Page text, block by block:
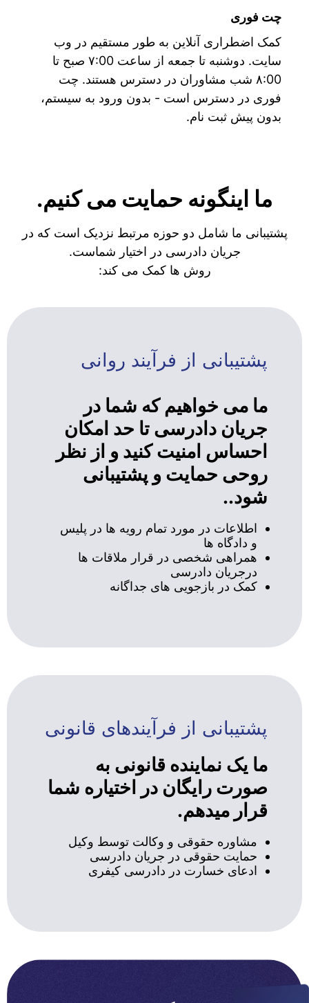
چت فوری
کمک اضطراری آنلاین به طور مستقیم در وب
سایت. دوشنبه تا جمعه از ساعت ۷:00 صبح تا
۸:00 شب مشاوران در دسترس هستند. چت
فوری در دسترس است - بدون ورود به سیستم،
بدون پیش ثبت نام.
ما اینگونه حمایت می کنیم.
پشتیبانی ما شامل دو حوزه مرتبط نزدیک است که در
جریان دادرسی در اختیار شماست.
روش ها کمک می کند:
پشتیبانی از فرآیند روانی
ما می خواهیم که شما در
جریان دادرسی تا حد امکان
احساس امنیت کنید و از نظر
روحی حمایت و پشتیبانی
شود..
اطلاعات در مورد تمام رویه ها در پلیس
و دادگاه ها
همراهی شخصی در قرار ملاقات ها
درجریان دادرسی
کمک در بازجویی های جداگانه
پشتیبانی از فرآیندهای قانونی
ما یک نماینده قانونی به
صورت رایگان در اختیاره شما
قرار میدهم.
مشاوره حقوقی و وکالت توسط وکیل
حمایت حقوقی در جریان دادرسی
ادعای خسارت در دادرسی کیفری